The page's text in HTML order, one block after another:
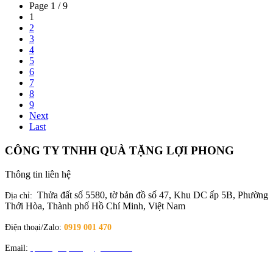
Page 1 / 9
1
2
3
4
5
6
7
8
9
Next
Last
CÔNG TY TNHH QUÀ TẶNG LỢI PHONG
Thông tin liên hệ
Địa chỉ: Thửa đất số 5580, tờ bản đồ số 47, Khu DC ấp 5B, Phường
Thới Hòa, Thành phố Hồ Chí Minh, Việt Nam
Điện thoại/Zalo: 0919 001 470
Email: